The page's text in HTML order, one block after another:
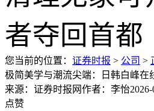
您当前的位置： 证券时报 > 公司 >
极简美学与潮流尖端：日韩白峰
来源：证券时报网作者：李怡
点赞